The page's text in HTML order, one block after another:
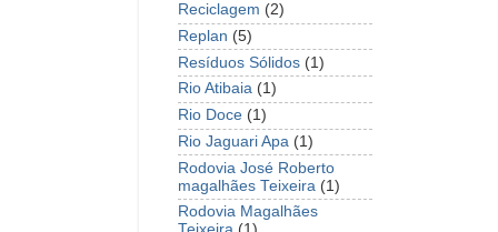
Reciclagem (2)
Replan (5)
Resíduos Sólidos (1)
Rio Atibaia (1)
Rio Doce (1)
Rio Jaguari Apa (1)
Rodovia José Roberto
magalhães Teixeira (1)
Rodovia Magalhães